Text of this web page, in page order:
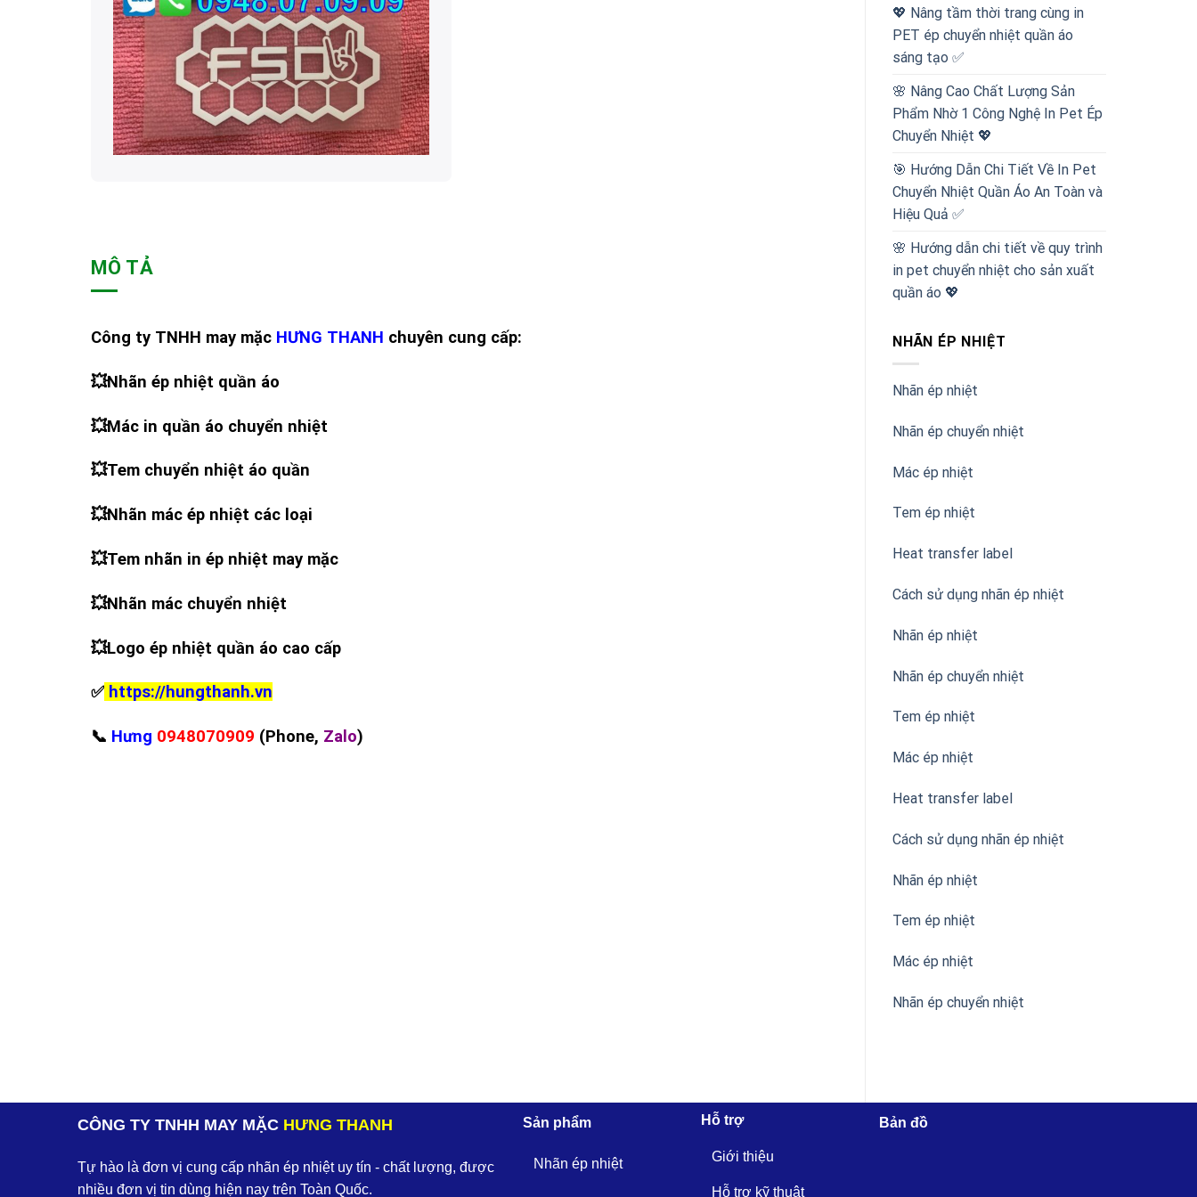
💖 Nâng tầm thời trang cùng in
PET ép chuyển nhiệt quần áo
sáng tạo ✅
🌸 Nâng Cao Chất Lượng Sản
Phẩm Nhờ 1 Công Nghệ In Pet Ép
Chuyển Nhiệt 💖
🎯 Hướng Dẫn Chi Tiết Về In Pet
Chuyển Nhiệt Quần Áo An Toàn và
Hiệu Quả ✅
🌸 Hướng dẫn chi tiết về quy trình
in pet chuyển nhiệt cho sản xuất
quần áo 💖
NHÃN ÉP NHIỆT
Nhãn ép nhiệt
Nhãn ép chuyển nhiệt
Mác ép nhiệt
Tem ép nhiệt
Heat transfer label
Cách sử dụng nhãn ép nhiệt
Nhãn ép nhiệt
Nhãn ép chuyển nhiệt
Tem ép nhiệt
Mác ép nhiệt
Heat transfer label
Cách sử dụng nhãn ép nhiệt
Nhãn ép nhiệt
Tem ép nhiệt
Mác ép nhiệt
Nhãn ép chuyển nhiệt
MÔ TẢ
Công ty TNHH may mặc HƯNG THANH chuyên cung cấp:
💥Nhãn ép nhiệt quần áo
💥Mác in quần áo chuyển nhiệt
💥Tem chuyển nhiệt áo quần
💥Nhãn mác ép nhiệt các loại
💥Tem nhãn in ép nhiệt may mặc
💥Nhãn mác chuyển nhiệt
💥Logo ép nhiệt quần áo cao cấp
✅ https://hungthanh.vn
📞 Hưng 0948070909 (Phone, Zalo)
CÔNG TY TNHH MAY MẶC HƯNG THANH
Tự hào là đơn vị cung cấp nhãn ép nhiệt uy tín - chất lượng, được
nhiều đơn vị tin dùng hiện nay trên Toàn Quốc.
Sản phẩm
Nhãn ép nhiệt
Hỗ trợ
Giới thiệu
Hỗ trợ kỹ thuật
Bản đồ